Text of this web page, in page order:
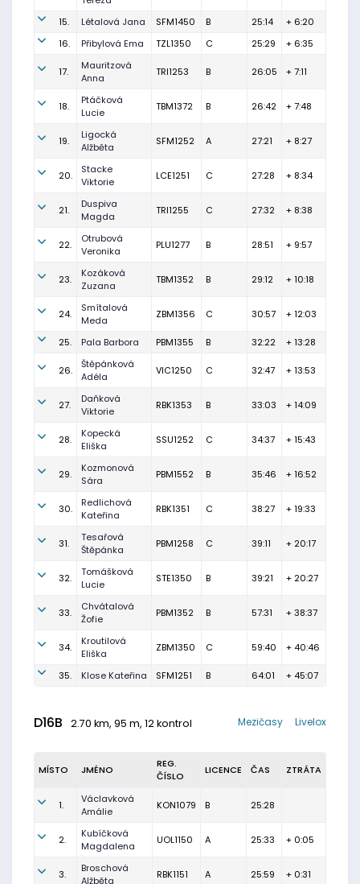
15. Létalová Jana SFM1450 B 25:14
+ 6:20
16.
Přibylová Ema TZL1350 C 25:29 + 6:35
17.
Mauritzová
Anna
TRI1253 B 26:05 + 7:11
18.
Ptáčková
Lucie
TBM1372 B 26:42 + 7:48
19.
Ligocká
Alžběta
SFM1252 A 27:21 + 8:27
20.
Stacke
Viktorie
LCE1251 C 27:28 + 8:34
21.
Duspiva
Magda
TRI1255 C 27:32 + 8:38
22.
Otrubová
Veronika
PLU1277 B 28:51 + 9:57
23.
Kozáková
Zuzana
TBM1352 B 29:12 + 10:18
24.
Smítalová
Meda
ZBM1356 C 30:57 + 12:03
25. Pala Barbora PBM1355 B 32:22 + 13:28
26.
Štěpánková
Adéla
VIC1250 C 32:47 + 13:53
27.
Daňková
Viktorie
RBK1353 B 33:03 + 14:09
28.
Kopecká
Eliška
SSU1252 C 34:37 + 15:43
29.
Kozmonová
Sára
PBM1552 B 35:46 + 16:52
30.
Redlichová
Kateřina
RBK1351 C 38:27 + 19:33
31.
Tesařová
Štěpánka
PBM1258 C 39:11 + 20:17
32.
Tomášková
Lucie
STE1350 B 39:21 + 20:27
33.
Chvátalová
Žofie
PBM1352 B 57:31 + 38:37
34.
Kroutilová
Eliška
ZBM1350 C 59:40 + 40:46
35. Klose Kateřina SFM1251 B 64:01 + 45:07
D16B 2.70 km, 95 m, 12 kontrol Livelox
Mezičasy
MÍSTO JMÉNO
REG.
ČÍSLO
LICENCE ČAS ZTRÁTA
1.
Václavková
Amálie
KON1079 B 25:28
2.
Kubíčková
Magdalena
UOL1150 A 25:33 + 0:05
3.
Broschová
Alžběta
RBK1151 A 25:59 + 0:31